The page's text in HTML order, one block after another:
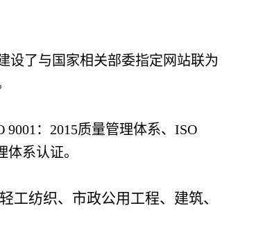
设了与国家相关部委指定网站联为
：2015质量管理体系、ISO
体系认证。
工纺织、市政公用工程、建筑、